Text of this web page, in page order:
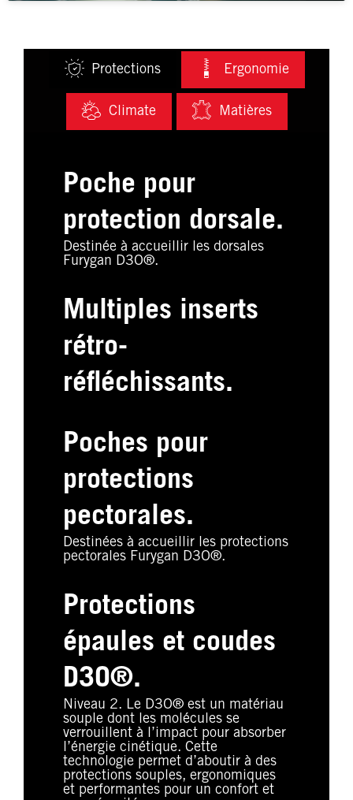
Protections Ergonomie
Climate Matières
Poche pour
protection dorsale.
Destinée à accueillir les dorsales
Furygan D3O®.
Multiples inserts
rétro-
réfléchissants.
Poches pour
protections
pectorales.
Destinées à accueillir les protections
pectorales Furygan D3O®.
Protections
épaules et coudes
D3O®.
Niveau 2. Le D3O® est un matériau
souple dont les molécules se
verrouillent à l’impact pour absorber
l’énergie cinétique. Cette
technologie permet d’aboutir à des
protections souples, ergonomiques
et performantes pour un confort et